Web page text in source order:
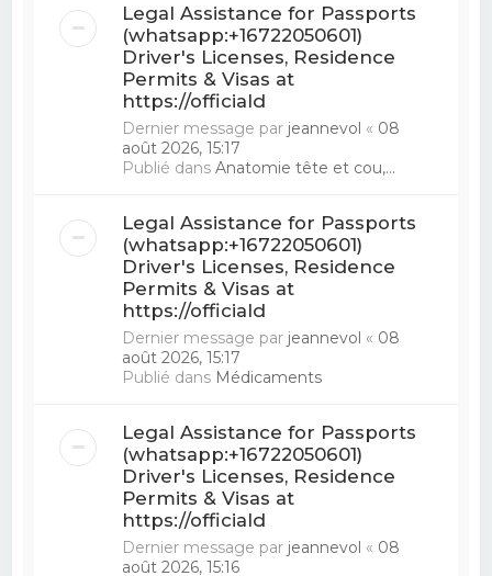
Legal Assistance for Passports
(whatsapp:+16722050601)
Driver's Licenses, Residence
Permits & Visas at
https://officiald
Dernier message par jeannevol « 08
août 2026, 15:17
Publié dansAnatomie tête et cou,...
Legal Assistance for Passports
(whatsapp:+16722050601)
Driver's Licenses, Residence
Permits & Visas at
https://officiald
Dernier message par jeannevol « 08
août 2026, 15:17
Publié dans Médicaments
Legal Assistance for Passports
(whatsapp:+16722050601)
Driver's Licenses, Residence
Permits & Visas at
https://officiald
Dernier message par jeannevol « 08
août 2026, 15:16